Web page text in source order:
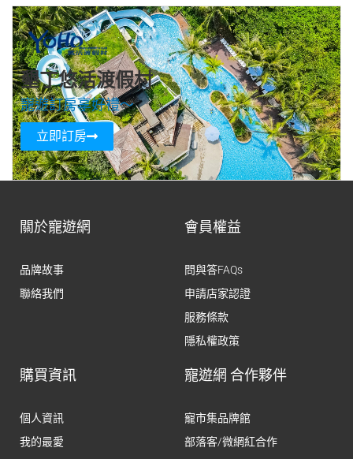
墾丁悠活渡假村
寵遊訂房享好禮～
立即訂房
關於寵遊網
品牌故事
聯絡我們
會員權益
問與答FAQs
申請店家認證
服務條款
隱私權政策
購買資訊
個人資訊
我的最愛
寵遊網 合作夥伴
寵市集品牌館
部落客/微網紅合作